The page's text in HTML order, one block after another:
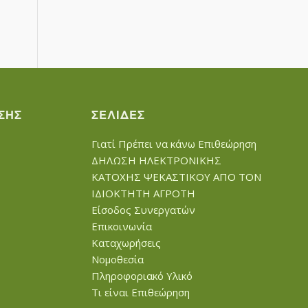
ΣΕΛΊΔΕΣ
Γιατί Πρέπει να κάνω Επιθεώρηση
ΔΗΛΩΣΗ ΗΛΕΚΤΡΟΝΙΚΗΣ
ΚΑΤΟΧΗΣ ΨΕΚΑΣΤΙΚΟΥ ΑΠΟ ΤΟΝ
ΙΔΙΟΚΤΗΤΗ ΑΓΡΟΤΗ
Είσοδος Συνεργατών
Επικοινωνία
Καταχωρήσεις
Νομοθεσία
Πληροφοριακό Υλικό
Τι είναι Επιθεώρηση